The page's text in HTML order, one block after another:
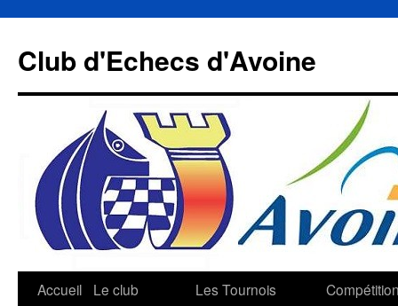
contenu
Club d'Echecs d'Avoine
Accueil
Le club
Les Tournois